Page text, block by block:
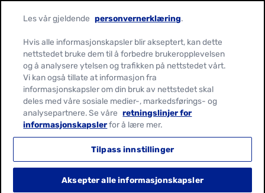
Les vår gjeldende personvernerklæring.
Hvis alle informasjonskapsler blir akseptert, kan dette
nettstedet bruke dem til å forbedre brukeropplevelsen
og å analysere ytelsen og trafikken på nettstedet vårt.
Vi kan også tillate at informasjon fra
informasjonskapsler om din bruk av nettstedet skal
deles med våre sosiale medier-, markedsførings- og
analysepartnere. Se våre retningslinjer for
informasjonskapslerfor å lære mer.
Tilpass innstillinger
Aksepter alle informasjonskapsler